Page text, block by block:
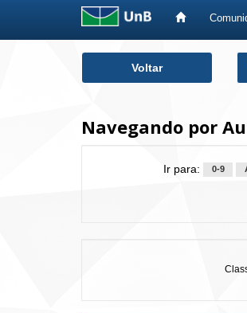
Voltar
Navegando por
Ir para: 0-9